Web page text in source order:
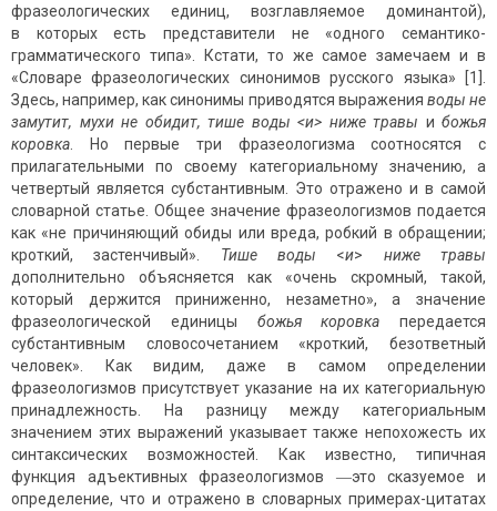
фразеологических единиц, возглавляемое доминантой),
в которых есть представители не «одного семантико-
грамматического типа». Кстати, то же самое замечаем и в
«Словаре фразеологических синонимов русского языка» [1].
Здесь, например, как синонимы приводятся выражения воды не
замутит, мухи не обидит, тише воды <и> ниже травы и божья
коровка . Но первые три фразеологизма соотносятся с
прилагательными по своему категориальному значению, а
четвертый является субстантивным. Это отражено и в самой
словарной статье. Общее значение фразеологизмов подается
как «не причиняющий обиды или вреда, робкий в обращении;
кроткий, застенчивый». Тише воды <и> ниже травы
дополнительно объясняется как «очень скромный, такой,
который держится приниженно, незаметно», а значение
фразеологической единицы божья коровка передается
субстантивным словосочетанием «кроткий, безответный
человек». Как видим, даже в самом определении
фразеологизмов присутствует указание на их категориальную
принадлежность. На разницу между категориальным
значением этих выражений указывает также непохожесть их
синтаксических возможностей. Как известно, типичная
функция адъективных фразеологизмов ―это сказуемое и
определение, что и отражено в словарных примерах-цитатах